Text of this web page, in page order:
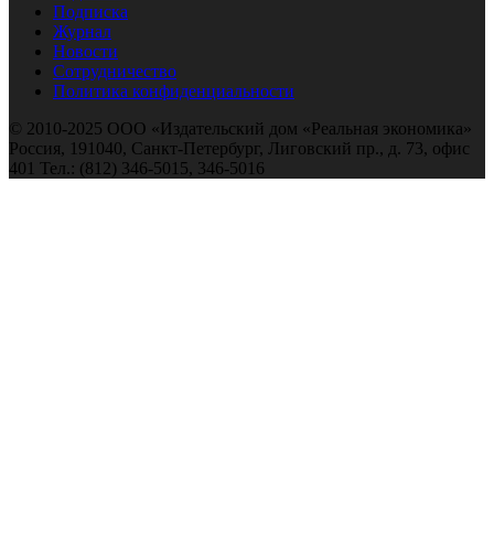
Подписка
Журнал
Новости
Сотрудничество
Политика конфиденциальности
© 2010-2025 ООО «Издательский дом «Реальная экономика»
Россия, 191040, Санкт-Петербург, Лиговский пр., д. 73, офис
401 Тел.: (812) 346-5015, 346-5016